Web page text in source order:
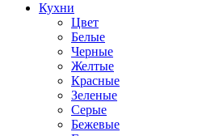
Кухни
Цвет
Белые
Черные
Желтые
Красные
Зеленые
Серые
Бежевые